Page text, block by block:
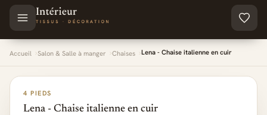
Aller au contenu principal
Accueil Salon & Salle à manger Chaises Lena - Chaise italienne en cuir
4 PIEDS
Lena - Chaise italienne en cuir